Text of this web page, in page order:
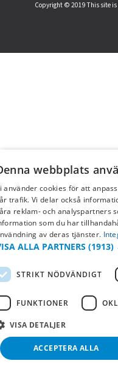
Copyright © 2019 This site is
webbplats
använder cookies för att
trafik. Vi delar också
reklam- och analyspartners
som du har
av deras tjänster.
ALLA PARTNERS (1913)
STRIKT NÖDVÄNDIGT
FUNKTIONER
VISA DETALJER
ACCEPTERA ALLA